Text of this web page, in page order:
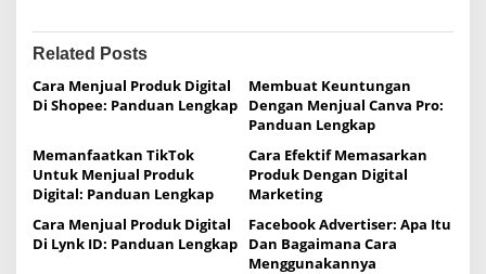
n
a
v
g
a
t
i
Related Posts
Cara Menjual Produk Digital
Di Shopee: Panduan Lengkap
Membuat Keuntungan
Dengan Menjual Canva Pro:
Panduan Lengkap
Memanfaatkan TikTok
Untuk Menjual Produk
Digital: Panduan Lengkap
Cara Efektif Memasarkan
Produk Dengan Digital
Marketing
Cara Menjual Produk Digital
Di Lynk ID: Panduan Lengkap
Facebook Advertiser: Apa Itu
Dan Bagaimana Cara
Menggunakannya